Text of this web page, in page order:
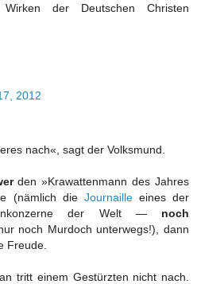
der Deutschen Christen
2012
nach«, sagt der Volksmund.
den »Krawattenmann des Jahres
(nämlich die Journailleeines der
der Welt — noch
noch Murdoch unterwegs!), dann
Freude.
tritt einem Gestürzten nicht nach.